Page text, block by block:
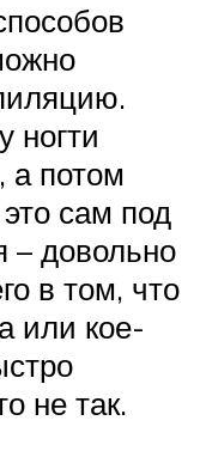
ногти
а потом
сам под
– довольно
в том, что
или кое-
не так.